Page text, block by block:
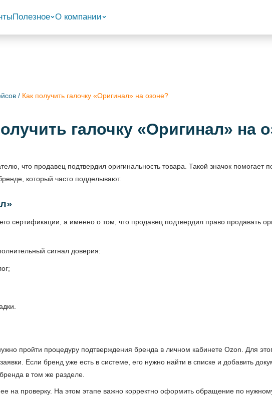
Полезное О компании
/ Как получить галочку «Оригинал» на озоне?
галочку «Оригинал» на
что продавец подтвердил оригинальность товара. Такой значок помогает
который часто подделывают.
сертификации, а именно о том, что продавец подтвердил право продавать
сигнал доверия:
пройти процедуру подтверждения бренда в личном кабинете Ozon. Для
Если бренд уже есть в системе, его нужно найти в списке и добавить
в том же разделе.
на проверку. На этом этапе важно корректно оформить обращение по